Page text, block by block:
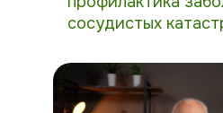
сосудистых